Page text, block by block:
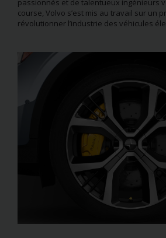
passionnés et de talentueux ingénieurs
course, Volvo s’est mis au travail sur un
révolutionner l’industrie des véhicules